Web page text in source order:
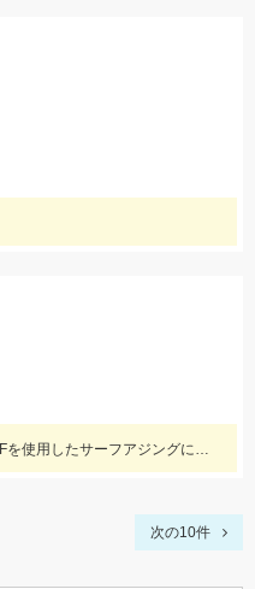
シャローフリークエキスパンダFを使用したサーフアジングにて。ワームはケイテックのイージーシェイカー2.5インチを使用しました。
次の10件